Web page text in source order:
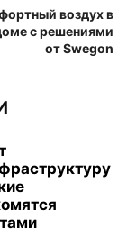
воздух в
с решениями
от Swegon